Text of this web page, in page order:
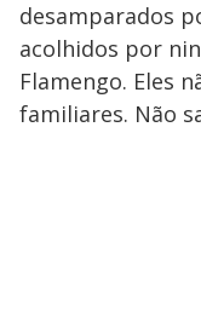
desamparados
acolhidos por
Flamengo. Eles
familiares. Não